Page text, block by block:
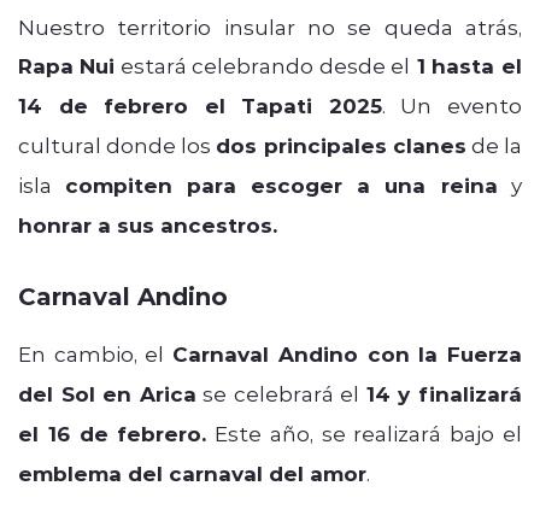
Nuestro territorio insular no se queda atrás,
Rapa Nui estará celebrando desde el 1 hasta el
14 de febrero el Tapati 2025. Un evento
cultural donde los dos principales clanes de la
isla compiten para escoger a una reina y
honrar a sus ancestros.
Carnaval Andino
En cambio, el Carnaval Andino con la Fuerza
del Sol en Arica se celebrará el 14 y finalizará
el 16 de febrero. Este año, se realizará bajo el
emblema del carnaval del amor.